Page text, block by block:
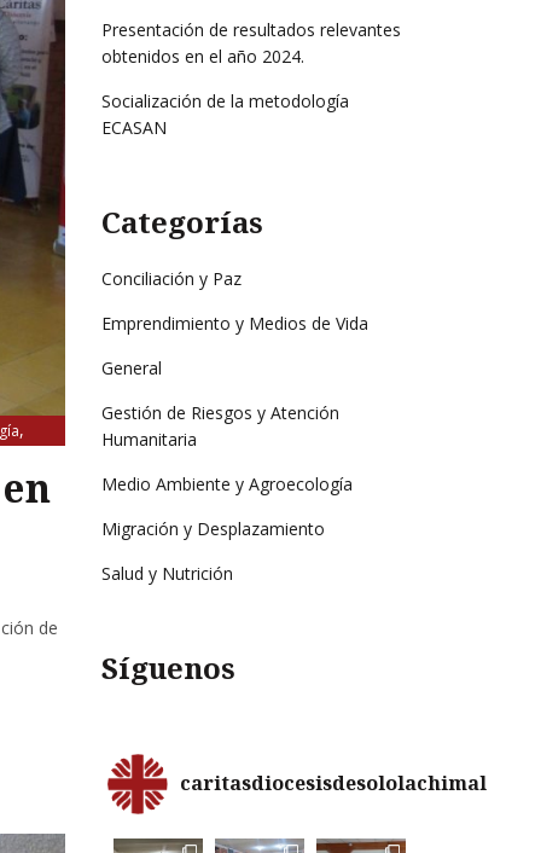
,
de
Presentación de resultados relevantes
obtenidos en el año 2024.
Socialización de la metodología
ECASAN
Categorías
Conciliación y Paz
Emprendimiento y Medios de Vida
General
Gestión de Riesgos y Atención
Humanitaria
Medio Ambiente y Agroecología
Migración y Desplazamiento
Salud y Nutrición
Síguenos
caritasdiocesisdesololachimal